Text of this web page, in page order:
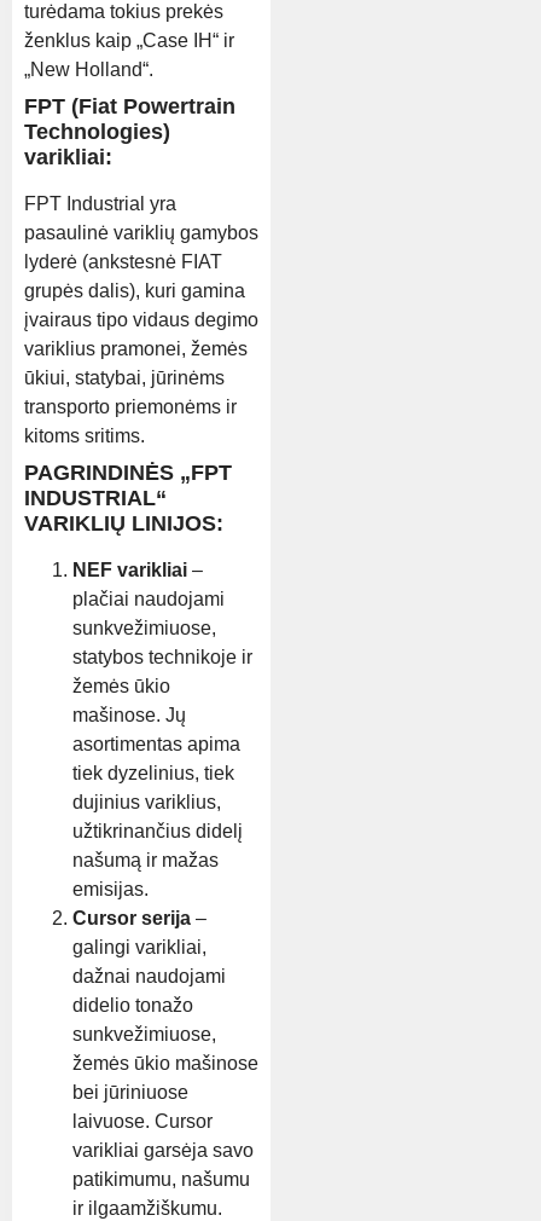
turėdama tokius prekės
ženklus kaip „Case IH“ ir
„New Holland“.
FPT (Fiat Powertrain
Technologies)
varikliai:
FPT Industrial yra
pasaulinė variklių gamybos
lyderė (ankstesnė FIAT
grupės dalis), kuri gamina
įvairaus tipo vidaus degimo
variklius pramonei, žemės
ūkiui, statybai, jūrinėms
transporto priemonėms ir
kitoms sritims.
PAGRINDINĖS „FPT
INDUSTRIAL“
VARIKLIŲ LINIJOS:
NEF varikliai –
plačiai naudojami
sunkvežimiuose,
statybos technikoje ir
žemės ūkio
mašinose. Jų
asortimentas apima
tiek dyzelinius, tiek
dujinius variklius,
užtikrinančius didelį
našumą ir mažas
emisijas.
Cursor serija –
galingi varikliai,
dažnai naudojami
didelio tonažo
sunkvežimiuose,
žemės ūkio mašinose
bei jūriniuose
laivuose. Cursor
varikliai garsėja savo
patikimumu, našumu
ir ilgaamžiškumu.